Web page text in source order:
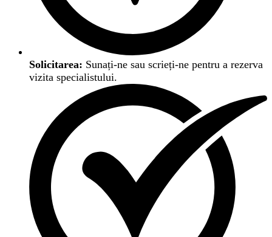
Solicitarea: Sunați-ne sau scrieți-ne pentru a rezerva
vizita specialistului.